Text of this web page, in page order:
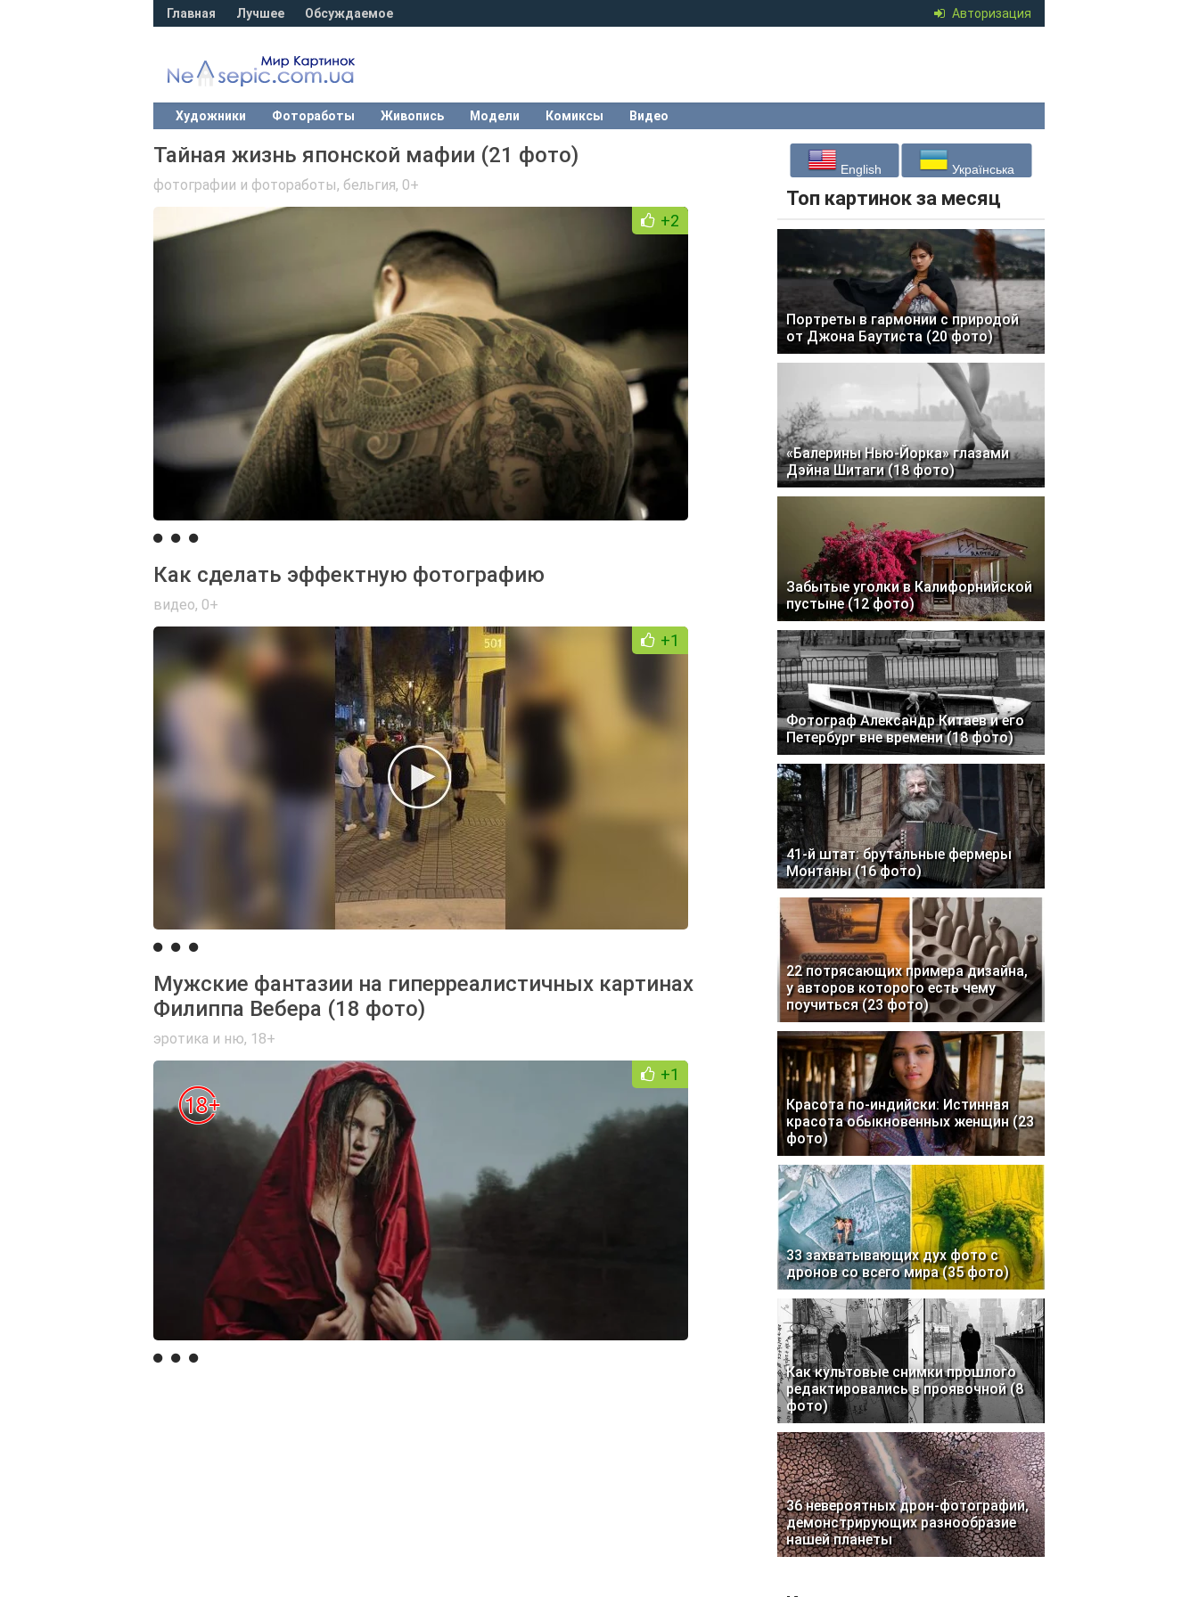
Авторизация
Главная Лучшее Обсуждаемое
Художники Фотоработы Живопись Модели Комиксы Видео
Тайная жизнь японской мафии (21 фото)
фотографии и фотоработы, бельгия, 0+
+2
Как сделать эффектную фотографию
видео, 0+
+1
Мужские фантазии на гиперреалистичных картинах
Филиппа Вебера (18 фото)
эротика и ню, 18+
+1
English Українська
Топ картинок за месяц
Портреты в гармонии с природой
от Джона Баутиста (20 фото)
«Балерины Нью-Йорка» глазами
Дэйна Шитаги (18 фото)
Забытые уголки в Калифорнийской
пустыне (12 фото)
Фотограф Александр Китаев и его
Петербург вне времени (18 фото)
41-й штат: брутальные фермеры
Монтаны (16 фото)
22 потрясающих примера дизайна,
у авторов которого есть чему
поучиться (23 фото)
Красота по-индийски: Истинная
красота обыкновенных женщин (23
фото)
33 захватывающих дух фото с
дронов со всего мира (35 фото)
Как культовые снимки прошлого
редактировались в проявочной (8
фото)
36 невероятных дрон-фотографий,
демонстрирующих разнообразие
нашей планеты